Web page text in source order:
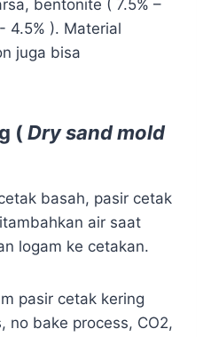
bentonite ( 7.5% –
4.5% ). Material
juga bisa
( Dry sand mold
basah, pasir cetak
air saat
logam ke cetakan.
pasir cetak kering
no bake process, CO2,